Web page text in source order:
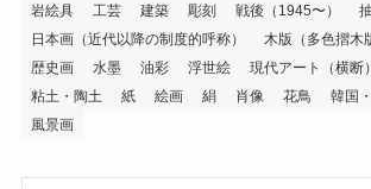
岩絵具
工芸 建築 彫刻 戦後（1945〜）
日本画（近代以降の制度的呼称）
木版（多色摺木
歴史画
水墨 油彩 浮世絵 現代アート（横断）
粘土・陶土
紙 絵画 絹 肖像 花鳥 韓国
風景画